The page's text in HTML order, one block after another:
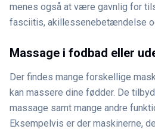
menes også at være gavnlig for
fasciitis, akillessenebetændelse
Massage i fodbad eller
Der findes mange forskellige
kan massere dine fødder. De
massage samt mange andre
Eksempelvis er der maskinerne,